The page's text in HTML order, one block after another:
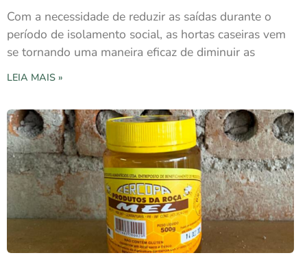
Com a necessidade de reduzir as saídas durante o
período de isolamento social, as hortas caseiras vem
se tornando uma maneira eficaz de diminuir as
LEIA MAIS »